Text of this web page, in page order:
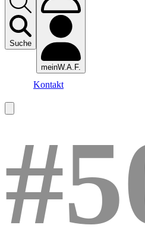
Suche
meinW.A.F.
Kontakt